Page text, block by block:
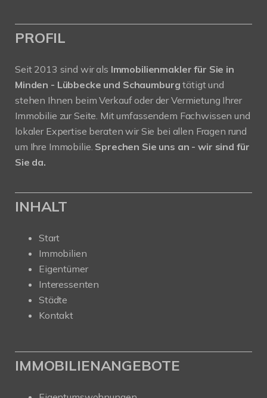
PROFIL
Seit 2013 sind wir als Immobilienmakler für Sie in
Minden - Lübbecke und Schaumburgtätigt und
stehen Ihnen beim Verkauf oder der Vermietung Ihrer
Immobilie zur Seite. Mit umfassendem Fachwissen und
lokaler Expertise beraten wir Sie bei allen Fragen rund
um Ihre Immobilie. Sprechen Sie uns an - wir sind für
Sie da.
INHALT
Start
Immobilien
Eigentümer
Interessenten
Städte
Kontakt
IMMOBILIENANGEBOTE